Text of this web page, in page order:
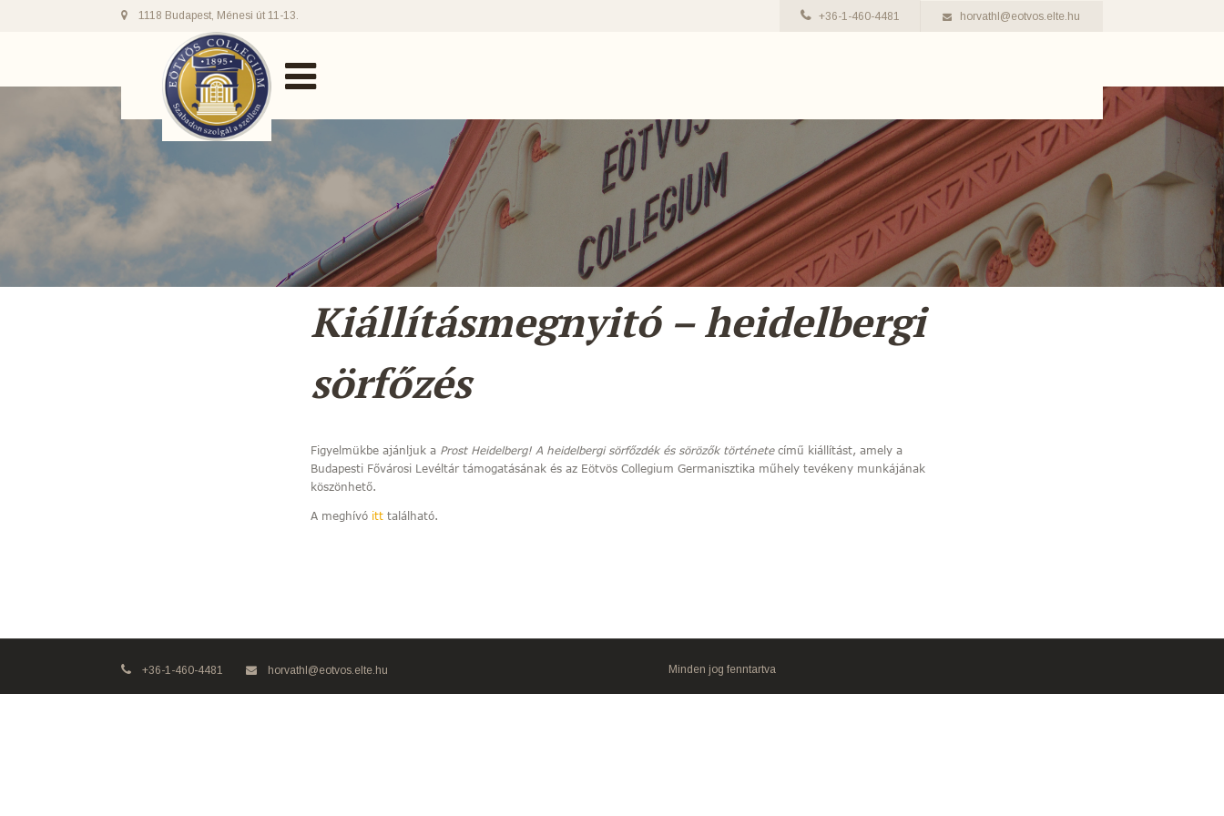
1118 Budapest, Ménesi út 11-13. +36-1-460-4481 horvathl@eotvos.elte.hu
Kiállításmegnyitó – heidelbergi
sörfőzés
Figyelmükbe ajánljuk a Prost Heidelberg! A heidelbergi sörfőzdék és sörözők történetecímű kiállítást, amely a
Budapesti Fővárosi Levéltár támogatásának és az Eötvös Collegium Germanisztika műhely tevékeny munkájának
köszönhető.
A meghívó itttalálható.
+36-1-460-4481 horvathl@eotvos.elte.hu Minden jog fenntartva